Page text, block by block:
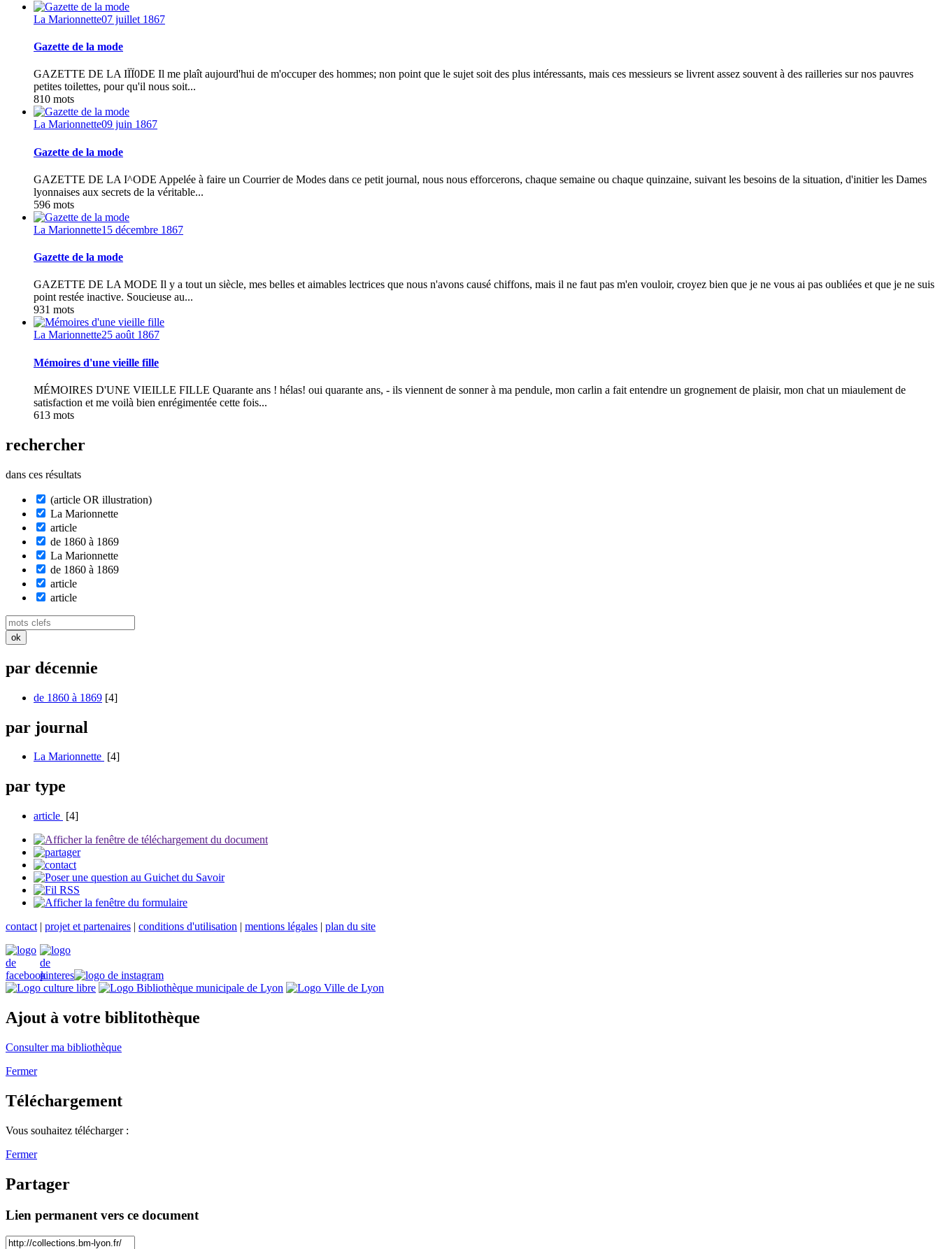
La Marionnette07 juillet 1867
Gazette de la mode
GAZETTE DE LA IÏÏ0DE Il me plaît aujourd'hui de m'occuper des hommes; non point que le sujet soit des plus intéressants, mais ces messieurs se livrent assez souvent à des railleries sur nos pauvres
petites toilettes, pour qu'il nous soit...
810 mots
La Marionnette09 juin 1867
Gazette de la mode
GAZETTE DE LA I^ODE Appelée à faire un Courrier de Modes dans ce petit journal, nous nous efforcerons, chaque semaine ou chaque quinzaine, suivant les besoins de la situation, d'initier les Dames
lyonnaises aux secrets de la véritable...
596 mots
La Marionnette15 décembre 1867
Gazette de la mode
GAZETTE DE LA MODE Il y a tout un siècle, mes belles et aimables lectrices que nous n'avons causé chiffons, mais il ne faut pas m'en vouloir, croyez bien que je ne vous ai pas oubliées et que je ne suis
point restée inactive. Soucieuse au...
931 mots
La Marionnette25 août 1867
Mémoires d'une vieille fille
MÉMOIRES D'UNE VIEILLE FILLE Quarante ans ! hélas! oui quarante ans, - ils viennent de sonner à ma pendule, mon carlin a fait entendre un grognement de plaisir, mon chat un miaulement de
satisfaction et me voilà bien enrégimentée cette fois...
613 mots
rechercher
dans ces résultats
(article OR illustration)
La Marionnette
article
de 1860 à 1869
La Marionnette
de 1860 à 1869
article
article
par décennie
de 1860 à 1869 [4]
par journal
La Marionnette [4]
par type
article [4]
contact | projet et partenaires | conditions d'utilisation | mentions légales | plan du site
Ajout à votre biblitothèque
Consulter ma bibliothèque
Fermer
Téléchargement
Vous souhaitez télécharger :
Fermer
Partager
Lien permanent vers ce document